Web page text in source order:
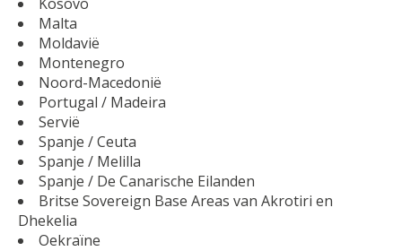
Malta
Moldavië
Montenegro
Noord-Macedonië
Portugal / Madeira
Servië
Spanje / Ceuta
Spanje / Melilla
Spanje / De Canarische Eilanden
Britse Sovereign Base Areas van Akrotiri en
Dhekelia
Oekraïne